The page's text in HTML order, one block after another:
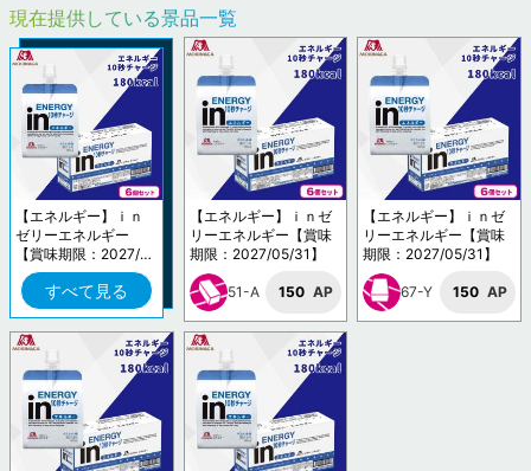
現在提供している景品一覧
【エネルギー】ｉｎ
ゼリーエネルギー
【賞味期限：2027/0
5/31】
すべて見る
【エネルギー】ｉｎゼ
リーエネルギー【賞味
期限：2027/05/31】
51-A 150 AP
【エネルギー】ｉｎゼ
リーエネルギー【賞味
期限：2027/05/31】
67-Y 150 AP